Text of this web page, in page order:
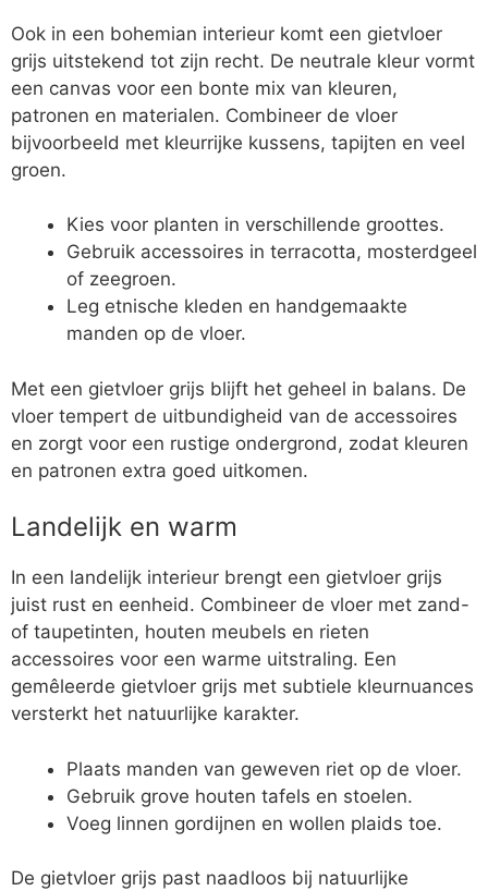
Ook in een bohemian interieur komt een gietvloer
grijs uitstekend tot zijn recht. De neutrale kleur vormt
een canvas voor een bonte mix van kleuren,
patronen en materialen. Combineer de vloer
bijvoorbeeld met kleurrijke kussens, tapijten en veel
groen.
Kies voor planten in verschillende groottes.
Gebruik accessoires in terracotta, mosterdgeel
of zeegroen.
Leg etnische kleden en handgemaakte
manden op de vloer.
Met een gietvloer grijs blijft het geheel in balans. De
vloer tempert de uitbundigheid van de accessoires
en zorgt voor een rustige ondergrond, zodat kleuren
en patronen extra goed uitkomen.
Landelijk en warm
In een landelijk interieur brengt een gietvloer grijs
juist rust en eenheid. Combineer de vloer met zand-
of taupetinten, houten meubels en rieten
accessoires voor een warme uitstraling. Een
gemêleerde gietvloer grijs met subtiele kleurnuances
versterkt het natuurlijke karakter.
Plaats manden van geweven riet op de vloer.
Gebruik grove houten tafels en stoelen.
Voeg linnen gordijnen en wollen plaids toe.
De gietvloer grijs past naadloos bij natuurlijke